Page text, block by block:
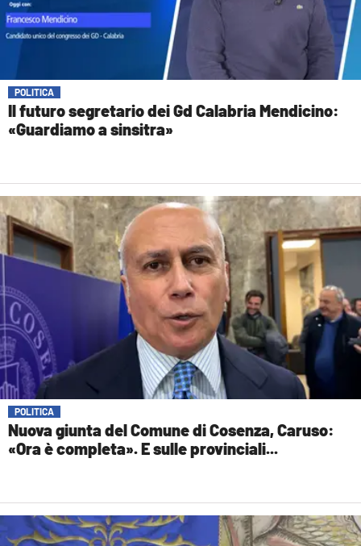
POLITICA
Il futuro segretario dei Gd Calabria Mendicino:
«Guardiamo a sinsitra»
POLITICA
Nuova giunta del Comune di Cosenza, Caruso:
«Ora è completa». E sulle provinciali...